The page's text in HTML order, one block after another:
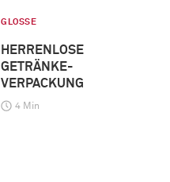
GLOSSE
HERRENLOSE
GETRÄNKE-
VERPACKUNG
4 Min